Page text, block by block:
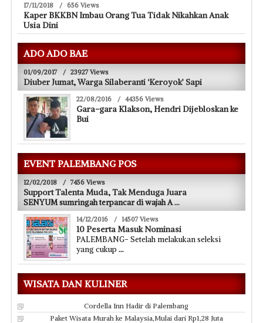
17/11/2018 / 656 Views
Kaper BKKBN Imbau Orang Tua Tidak Nikahkan Anak
Usia Dini
ADO ADO BAE
01/09/2017 / 23927 Views
Diuber Jumat, Warga Silaberanti ‘Keroyok’ Sapi
22/08/2016 / 44356 Views
Gara-gara Klakson, Hendri Dijebloskan ke
Bui
EVENT PALEMBANG POS
12/02/2018 / 7456 Views
Support Talenta Muda, Tak Menduga Juara
SENYUM sumringah terpancar di wajah A...
14/12/2016 / 14507 Views
10 Peserta Masuk Nominasi
PALEMBANG- Setelah melakukan seleksi
yang cukup ...
WISATA DAN KULINER
Cordella Inn Hadir di Palembang
Paket Wisata Murah ke Malaysia,Mulai dari Rp1,28 Juta